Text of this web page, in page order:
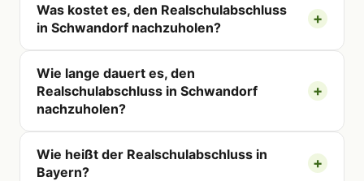
Was kostet es, den Realschulabschluss
in Schwandorf nachzuholen?
Wie lange dauert es, den
Realschulabschluss in Schwandorf
nachzuholen?
Wie heißt der Realschulabschluss in
Bayern?